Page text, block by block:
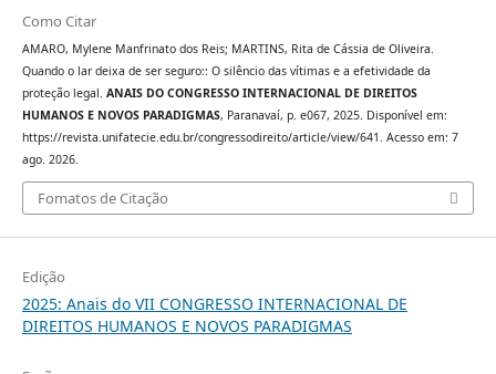
Como Citar
AMARO, Mylene Manfrinato dos Reis; MARTINS, Rita de Cássia de Oliveira.
Quando o lar deixa de ser seguro:: O silêncio das vítimas e a efetividade da
proteção legal. ANAIS DO CONGRESSO INTERNACIONAL DE DIREITOS
HUMANOS E NOVOS PARADIGMAS, Paranavaí, p. e067, 2025. Disponível em:
https://revista.unifatecie.edu.br/congressodireito/article/view/641. Acesso em: 7
ago. 2026.
Fomatos de Citação
Edição
2025: Anais do VII CONGRESSO INTERNACIONAL DE
DIREITOS HUMANOS E NOVOS PARADIGMAS